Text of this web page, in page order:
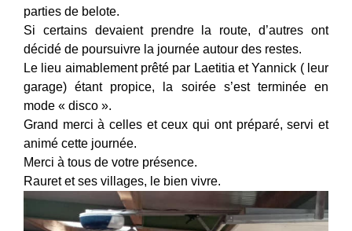
parties de belote.
Si certains devaient prendre la route, d’autres ont
décidé de poursuivre la journée autour des restes.
Le lieu aimablement prêté par Laetitia et Yannick ( leur
garage) étant propice, la soirée s’est terminée en
mode « disco ».
Grand merci à celles et ceux qui ont préparé, servi et
animé cette journée.
Merci à tous de votre présence.
Rauret et ses villages, le bien vivre.